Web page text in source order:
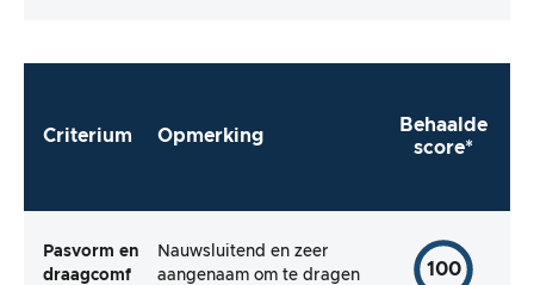
Criterium Opmerking
Behaalde
score*
Pasvorm en
draagcomf
Nauwsluitend en zeer
aangenaam om te dragen
100